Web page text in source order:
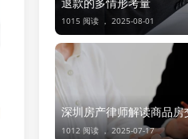
1015 阅读 ， 2025-08-01
深圳房产律师解读商品房
1012 阅读 ， 2025-07-17